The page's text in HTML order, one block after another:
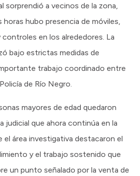
sorprendió a vecinos de la zona,
horas hubo presencia de móviles,
en los alrededores. La
bajo estrictas medidas de
trabajo coordinado entre
de Río Negro.
mayores de edad quedaron
judicial que ahora continúa en la
el área investigativa destacaron el
y el trabajo sostenido que
un punto señalado por la venta de